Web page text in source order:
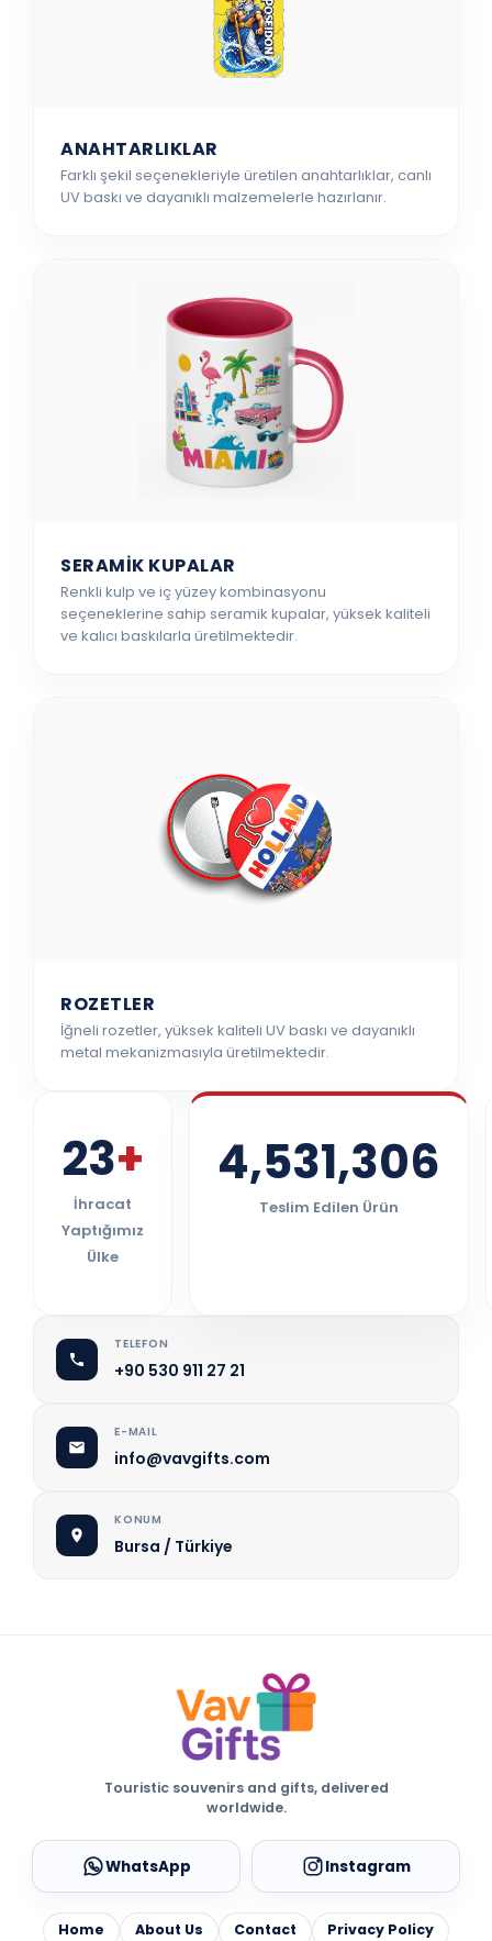
ANAHTARLIKLAR
Farklı şekil seçenekleriyle üretilen anahtarlıklar, canlı
UV baskı ve dayanıklı malzemelerle hazırlanır.
SERAMİK KUPALAR
Renkli kulp ve iç yüzey kombinasyonu
seçeneklerine sahip seramik kupalar, yüksek kaliteli
ve kalıcı baskılarla üretilmektedir.
ROZETLER
İğneli rozetler, yüksek kaliteli UV baskı ve dayanıklı
metal mekanizmasıyla üretilmektedir.
23
İhracat
Yaptığımız
Ülke
4,531,306
Teslim Edilen Ürün
TELEFON
+90 530 911 27 21
E-MAIL
info@vavgifts.com
KONUM
Bursa / Türkiye
Touristic souvenirs and gifts, delivered
worldwide.
WhatsApp Instagram
Home About Us Contact Privacy Policy